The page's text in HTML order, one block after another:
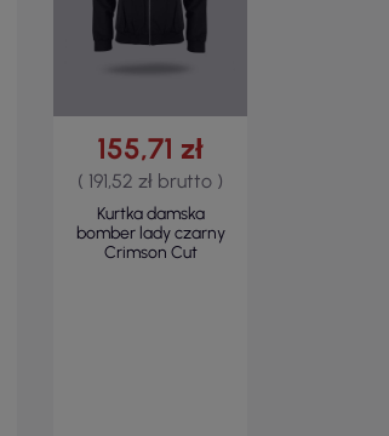
155,71 zł
( 191,52 zł brutto )
Kurtka damska
bomber lady czarny
Crimson Cut